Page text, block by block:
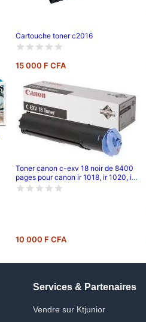
Cartouche toner c2016
15 000 F CFA
Toner canon c-exv 18 noir de 8400
pages pour canon ir 1018, ir 1020, ir
1022, ir 1024
10 000 F CFA
Services & Partenaires
Vendre sur Ktjunior